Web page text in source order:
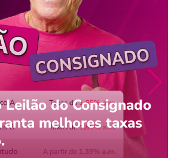
Leilão do Consignado
melhores taxas